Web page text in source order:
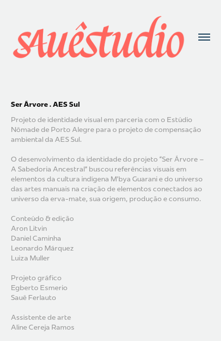
Ser Árvore . AES Sul
Projeto de identidade visual em parceria com o Estúdio
Nômade de Porto Alegre para o projeto de compensação
ambiental da AES Sul.
O desenvolvimento da identidade do projeto “Ser Árvore –
A Sabedoria Ancestral” buscou referências visuais em
elementos da cultura indígena M’bya Guarani e do universo
das artes manuais na criação de elementos conectados ao
universo da erva-mate, sua origem, produção e consumo.
Conteúdo & edição
Aron Litvin
Daniel Caminha
Leonardo Márquez
Luiza Muller
Projeto gráfico
Egberto Esmerio
Sauê Ferlauto
Assistente de arte
Aline Cereja Ramos